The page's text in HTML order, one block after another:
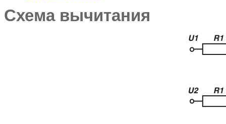
Схема вычитания